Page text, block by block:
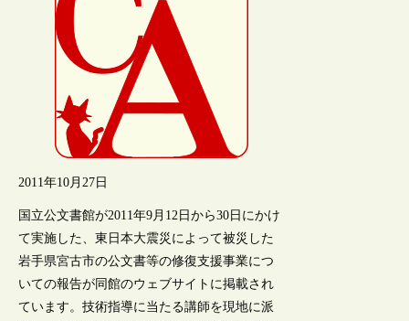
2011年10月27日
国立公文書館が2011年9月12日から30日にかけ
て実施した、東日本大震災によって被災した
岩手県宮古市の公文書等の修復支援事業につ
いての報告が同館のウェブサイトに掲載され
ています。技術指導に当たる講師を現地に派